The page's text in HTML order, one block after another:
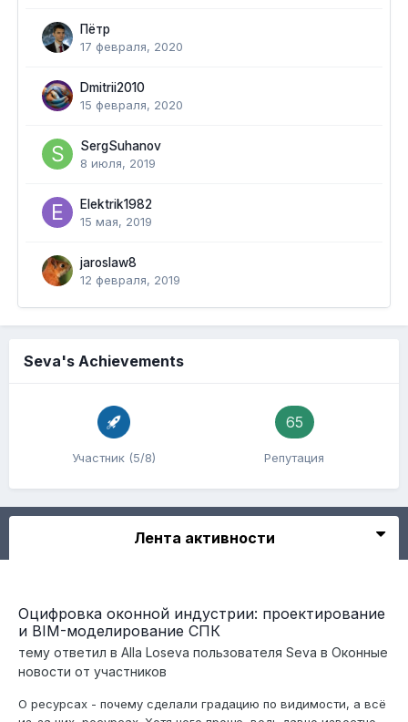
Пётр
17 февраля, 2020
Dmitrii2010
15 февраля, 2020
SergSuhanov
8 июля, 2019
Elektrik1982
15 мая, 2019
jaroslaw8
12 февраля, 2019
Seva's Achievements
Участник (5/8)
65
Репутация
Лента активности
Оцифровка оконной индустрии: проектирование
и BIM-моделирование СПК
тему ответил в Alla Loseva пользователя Seva в Оконные
новости от участников
О ресурсах - почему сделали градацию по видимости, а всё